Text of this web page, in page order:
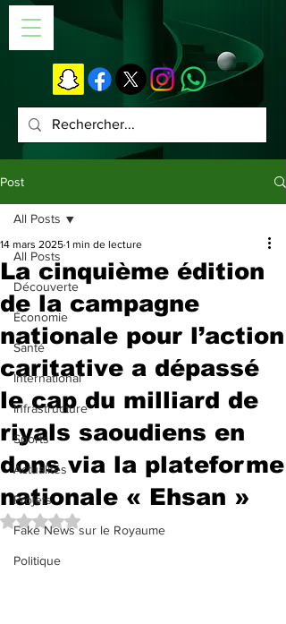
Post
All Posts
Découverte
Économie
Santé
International
Infrastructure
Sports
Actualités
Projets
Fake News sur le Royaume
Politique
All Posts
La cinquième édition
de la campagne
nationale pour l’action
caritative a dépassé
le cap du milliard de
riyals saoudiens en
dons via la plateforme
nationale « Ehsan »
14 mars 2025 1 min de lecture
Noté NaN étoiles sur 5.